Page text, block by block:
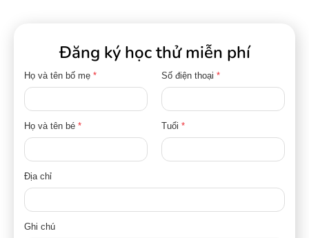
Đăng ký học thử miễn phí
Họ và tên bố mẹ * Số điện thoại *
Họ và tên bé * Tuổi *
Địa chỉ
Ghi chú